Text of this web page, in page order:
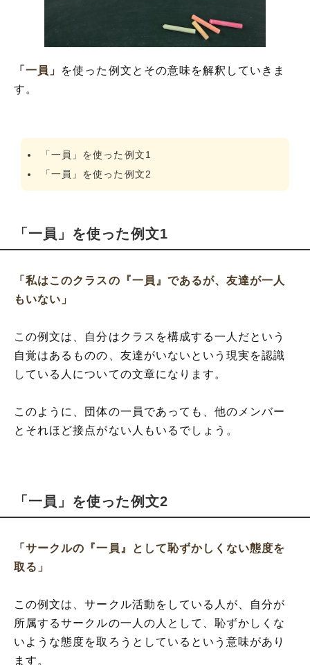
「一員」
を使った例文とその意味を解釈していきま
す。
「一員」を使った例文1
「一員」を使った例文2
「一員」を使った例文1
「私はこのクラスの『一員』であるが、友達が一人
もいない」
この例文は、自分はクラスを構成する一人だという
自覚はあるものの、友達がいないという現実を認識
している人についての文章になります。
このように、団体の一員であっても、他のメンバー
とそれほど接点がない人もいるでしょう。
「一員」を使った例文2
「サークルの『一員』として恥ずかしくない態度を
取る」
この例文は、サークル活動をしている人が、自分が
所属するサークルの一人の人として、恥ずかしくな
いような態度を取ろうとしているという意味があり
ます。